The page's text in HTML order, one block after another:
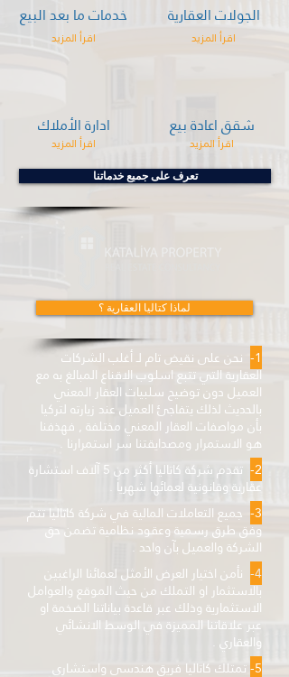
خدمات ما بعد البيع
اقرأ المزيد
ادارة الأملاك
اقرأ المزيد
الجولات العقارية
اقرأ المزيد
شقق اعادة بيع
اقرأ المزيد
تعرف على جميع خدماتنا
لماذا كتاليا العقارية ؟
1- نحن على نقيض تام لـ أغلب الشركات
العقارية التي تتبع اسلوب الاقناع المبالغ به مع
العميل دون توضيح سلبيات العقار المعني
بالحديث لذلك يتفاجئ العميل عند زيارته لتركيا
بأن مواصفات العقار المعني مختلفة , فهذفنا
هو الاستمرار ومصدايقتنا سر استمرارنا .
2-
تقدم شركة كاتاليا أكثر من 5 آلاف استشارة
عقارية وقانونية لعمائها شهرياً .
3- جميع التعاملات المالية في شركة كاتاليا تتم
وفق طرق رسمية وعقود نظامية تضمن حق
الشركة والعميل بآن واحد .
4- نأمن اختيار العرض الأمثل لعمائنا الراغبين
بالاستثمار او التملك من حيث الموقع والعوامل
الاستثمارية وذلك عبر قاعدة بياناتنا الضخمة او
عبر علاقاتنا المميزة في الوسط الانشائي
والعقاري .
5- تمتلك كاتاليا فريق هندسي واستشاري